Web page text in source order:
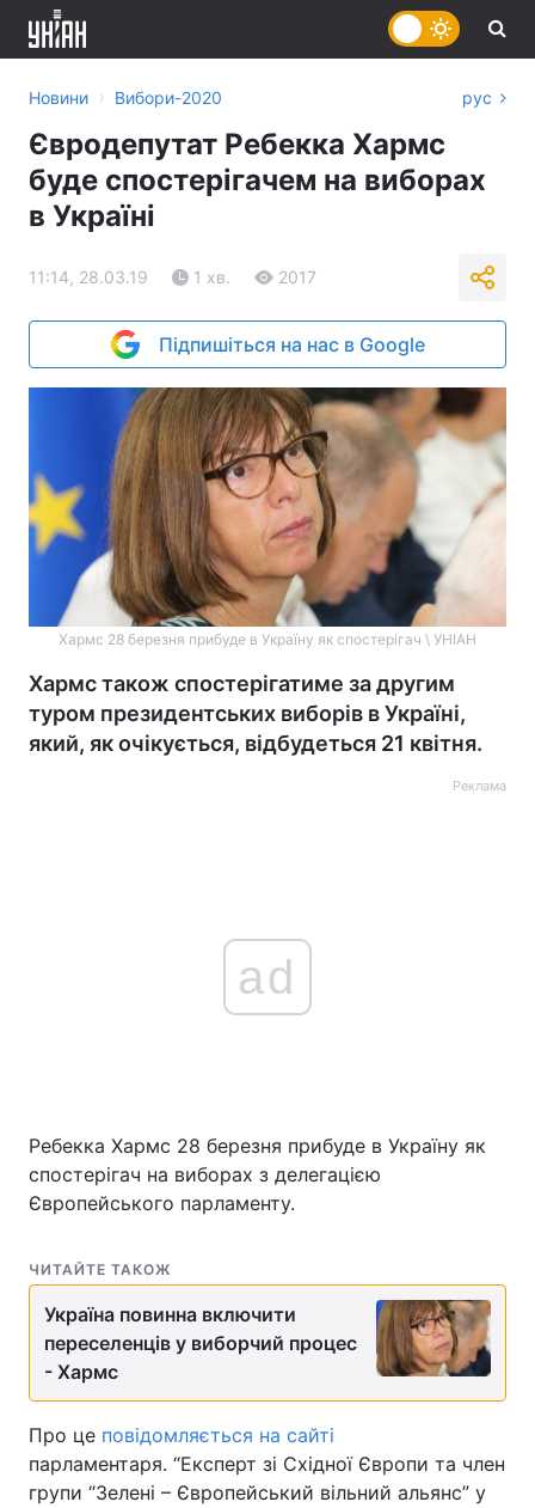
Головна Війна
Економіка
Спорт
Техно і зв'язок
Зброя Інциденти
Здоров'я Туризм
Новини › Вибори-2020 рус
Євродепутат Ребекка Хармс
буде спостерігачем на виборах
в Україні
11:14, 28.03.19 1 хв. 2017
Підпишіться на нас в Google
Хармс 28 березня прибуде в Україну як спостерігач \ УНІАН
Хармс також спостерігатиме за другим
туром президентських виборів в Україні,
який, як очікується, відбудеться 21 квітня.
Реклама
ad
Ребекка Хармс 28 березня прибуде в Україну як
спостерігач на виборах з делегацією
Європейського парламенту.
ЧИТАЙТЕ ТАКОЖ
Україна повинна включити
переселенців у виборчий процес
- Хармс
Про це повідомляється на сайті
парламентаря. “Експерт зі Східної Європи та член
групи “Зелені – Європейський вільний альянс” у